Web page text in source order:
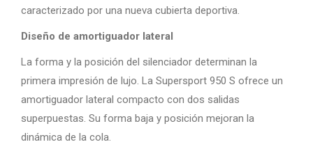
caracterizado por una nueva cubierta deportiva.
Diseño de amortiguador lateral
La forma y la posición del silenciador determinan la
primera impresión de lujo. La Supersport 950 S ofrece un
amortiguador lateral compacto con dos salidas
superpuestas. Su forma baja y posición mejoran la
dinámica de la cola.